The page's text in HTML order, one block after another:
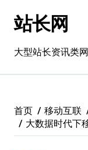
站长网
大型站长资讯类
首页 移动互联
大数据时代下